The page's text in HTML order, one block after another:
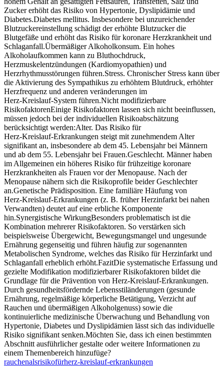
Zucker erhöht das Risiko von Hypertonie, Dyslipidämie und
Diabetes.Diabetes mellitus. Insbesondere bei unzureichender
Blutzuckereinstellung schädigt der erhöhte Blutzucker die
Blutgefäße und erhöht das Risiko für koronare Herzkrankheit und
Schlaganfall.Übermäßiger Alkoholkonsum. Ein hohes
Alkoholaufkommen kann zu Bluthochdruck,
Herzmuskelentzündungen (Kardiomyopathien) und
Herzrhythmusstörungen führen.Stress. Chronischer Stress kann über
die Aktivierung des Sympathikus zu erhöhtem Blutdruck, erhöhter
Herzfrequenz und anderen veränderungen im
Herz‑Kreislauf‑System führen.Nicht modifizierbare
RisikofaktorenEinige Risikofaktoren lassen sich nicht beeinflussen,
müssen jedoch bei der individuellen Risikoabschätzung
berücksichtigt werden:Alter. Das Risiko für
Herz‑Kreislauf‑Erkrankungen steigt mit zunehmendem Alter
signifikant an, insbesondere ab dem 45. Lebensjahr bei Männern
und ab dem 55. Lebensjahr bei Frauen.Geschlecht. Männer haben
im Allgemeinen ein höheres Risiko für frühzeitige koronare
Herzkrankheiten als Frauen vor der Menopause. Nach der
Menopause nähern sich die Risikoprofile beider Geschlechter
an.Genetische Prädisposition. Eine familiäre Häufung von
Herz‑Kreislauf‑Erkrankungen (z. B. früher Herzinfarkt bei nahen
Verwandten) deutet auf eine erbliche Komponente
hin.Synergistische WirkungBesonders problematisch ist die
Kombination mehrerer Risikofaktoren. So verstärken sich
beispielsweise Übergewicht, Bewegungsmangel und ungesunde
Ernährung gegenseitig und führen häufig zur sogenannten
Metabolischen Syndrome, welches das Risiko für Herzinfarkt und
Schlaganfall erheblich erhöht.FazitDie systematische Erfassung und
gezielte Modifikation modifizierbarer Risikofaktoren bildet die
Grundlage für die Prävention von Herz‑Kreislauf‑Erkrankungen.
Durch gesundheitsfördernde Lebensstiländerungen (gesunde
Ernährung, regelmäßige körperliche Betätigung, Verzicht auf
Rauchen und übermäßigen Alkoholgenuss) sowie die
kontinuierliche medizinische Überwachung und Behandlung von
Hypertonie, Diabetes und Dyslipidämien lässt sich das individuelle
Risiko signifikant senken.Möchten Sie, dass ich einen bestimmten
Abschnitt ausführlicher gestalte oder weitere Informationen zu
einem Themenbereich hinzufüge?
rauchenalsrisikofürherz-kreislauf-erkrankungen